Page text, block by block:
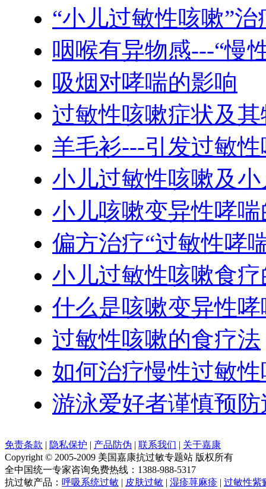
“小儿过敏性咳嗽”
咽喉有异物感---“慢
吸烟对哮喘的影响
过敏性咳嗽症状及
羊毛衫---引发过敏
小儿过敏性咳嗽及
小儿咳嗽变异性哮
偏方治疗“过敏性哮
小儿过敏性咳嗽食
什么是咳嗽变异性
过敏性咳嗽的食疗法
如何治疗慢性过敏
游泳爱好者谨慎预
免责条款 | 隐私保护 | 产品防伪 | 联系我们 | 关于嘉康
Copyright © 2005-2009 美国嘉康抗过敏专题站 版权所有
全中国统一专家咨询免费热线：1388-988-5317
抗过敏产品： 呼吸系统过敏 | 皮肤过敏 | 湿疹荨麻疹 | 过敏性紫